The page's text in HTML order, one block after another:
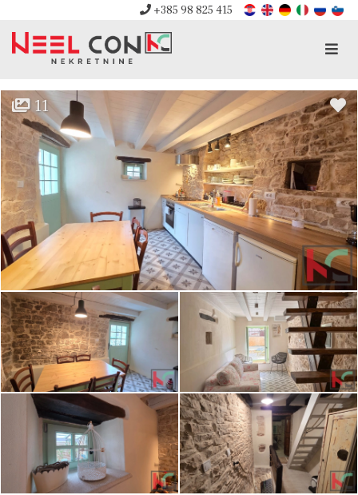
+385 98 825 415
11